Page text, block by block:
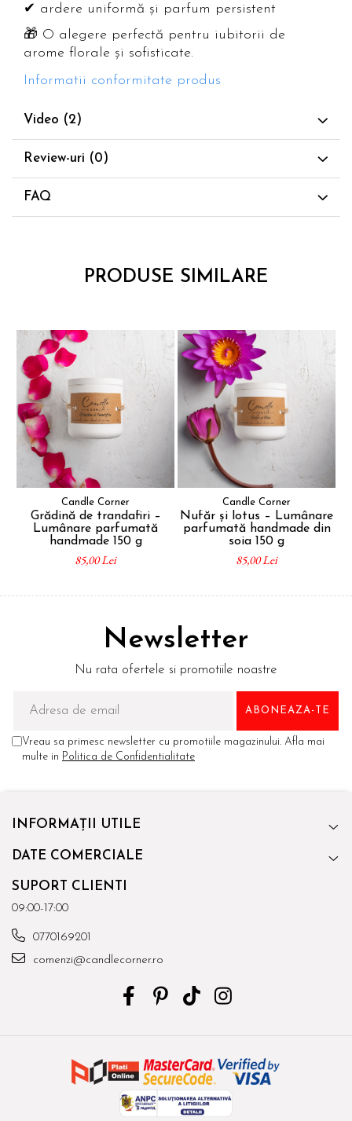
✔ ardere uniformă și parfum persistent
🎁 O alegere perfectă pentru iubitorii de
arome florale și sofisticate.
Informatii conformitate produs
Video (2)
Review-uri (0)
FAQ
PRODUSE SIMILARE
Candle Corner
Grădină de trandafiri –
Lumânare parfumată
handmade 150 g
85,00 Lei
Candle Corner
Nufăr și lotus – Lumânare
parfumată handmade din
soia 150 g
85,00 Lei
Newsletter
Nu rata ofertele si promotiile noastre
Vreau sa primesc newsletter cu promotiile magazinului. Afla mai
multe in Politica de Confidentialitate
INFORMAȚII UTILE
DATE COMERCIALE
SUPORT CLIENTI
09:00-17:00
0770169201
comenzi@candlecorner.ro